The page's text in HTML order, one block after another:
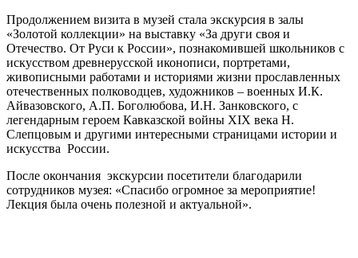
Продолжением визита в музей стала экскурсия в залы
«Золотой коллекции» на выставку «За други своя и
Отечество. От Руси к России», познакомившей школьников с
искусством древнерусской иконописи, портретами,
живописными работами и историями жизни прославленных
отечественных полководцев, художников – военных И.К.
Айвазовского, А.П. Боголюбова, И.Н. Занковского, с
легендарным героем Кавказской войны XIX века Н.
Слепцовым и другими интересными страницами истории и
искусства России.
После окончания экскурсии посетители благодарили
сотрудников музея: «Спасибо огромное за мероприятие!
Лекция была очень полезной и актуальной».